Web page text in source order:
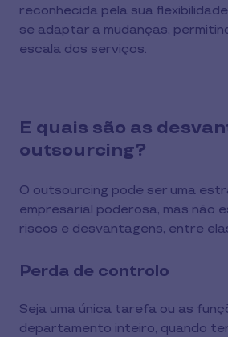
reconhecida pela sua
se adaptar a mudanças,
escala dos serviços.
E quais são as
outsourcing?
O outsourcing pode ser uma
empresarial poderosa, mas não
riscos e desvantagens, entre
Perda de controlo
Seja uma única tarefa ou as
departamento inteiro, quando